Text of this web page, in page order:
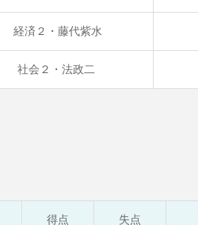
経済２・藤代紫水
社会２・法政二
得点 失点